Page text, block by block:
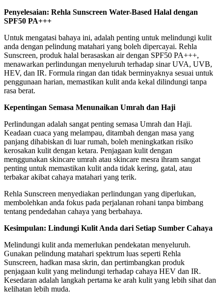
Penyelesaian: Rehla Sunscreen Water-Based Halal dengan
SPF50 PA+++
Untuk mengatasi bahaya ini, adalah penting untuk melindungi kulit
anda dengan pelindung matahari yang boleh dipercayai. Rehla
Sunscreen, produk halal berasaskan air dengan SPF50 PA+++,
menawarkan perlindungan menyeluruh terhadap sinar UVA, UVB,
HEV, dan IR. Formula ringan dan tidak berminyaknya sesuai untuk
penggunaan harian, memastikan kulit anda kekal dilindungi tanpa
rasa berat.
Kepentingan Semasa Menunaikan Umrah dan Haji
Perlindungan adalah sangat penting semasa Umrah dan Haji.
Keadaan cuaca yang melampau, ditambah dengan masa yang
panjang dihabiskan di luar rumah, boleh meningkatkan risiko
kerosakan kulit dengan ketara. Penjagaan kulit dengan
menggunakan skincare umrah atau skincare mesra ihram sangat
penting untuk memastikan kulit anda tidak kering, gatal, atau
terbakar akibat cahaya matahari yang terik.
Rehla Sunscreen menyediakan perlindungan yang diperlukan,
membolehkan anda fokus pada perjalanan rohani tanpa bimbang
tentang pendedahan cahaya yang berbahaya.
Kesimpulan: Lindungi Kulit Anda dari Setiap Sumber Cahaya
Melindungi kulit anda memerlukan pendekatan menyeluruh.
Gunakan pelindung matahari spektrum luas seperti Rehla
Sunscreen, hadkan masa skrin, dan pertimbangkan produk
penjagaan kulit yang melindungi terhadap cahaya HEV dan IR.
Kesedaran adalah langkah pertama ke arah kulit yang lebih sihat dan
kelihatan lebih muda.